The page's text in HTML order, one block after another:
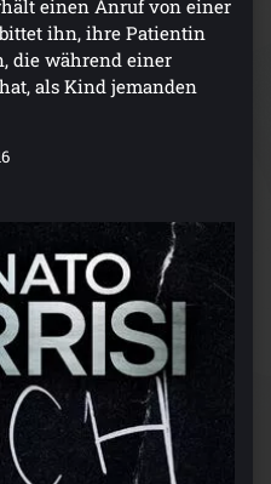
einen Anruf von einer
ihn, ihre Patientin
die während einer
als Kind jemanden